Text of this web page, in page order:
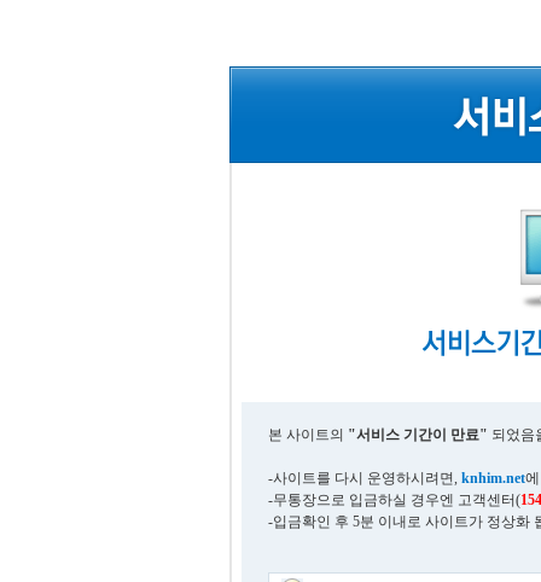
본 사이트의 "서비스 기간이 만료" 되었음
-사이트를 다시 운영하시려면, knhim.net
-무통장으로 입금하실 경우엔 고객센터(
-입금확인 후 5분 이내로 사이트가 정상화